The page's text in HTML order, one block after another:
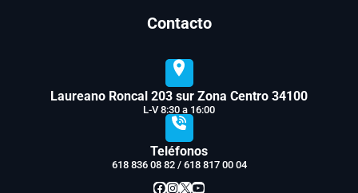
Contacto
Laureano Roncal 203 sur Zona Centro 34100
L-V 8:30 a 16:00
Teléfonos
618 836 08 82 / 618 817 00 04
Facebook InstagramX YouTube